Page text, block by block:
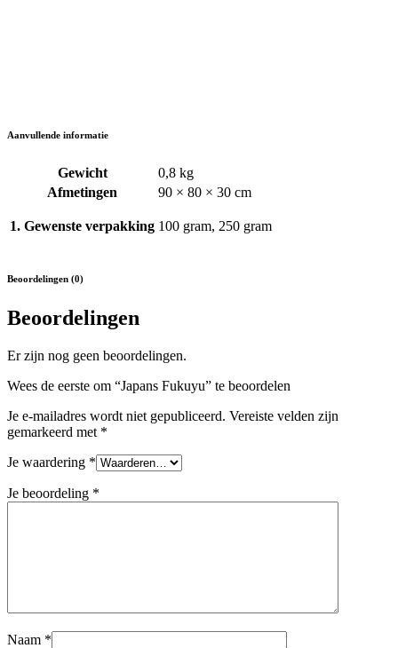
Aanvullende informatie
Gewicht
0,8 kg
Afmetingen
90 × 80 × 30 cm
1. Gewenste verpakking 100 gram, 250 gram
Beoordelingen (0)
Beoordelingen
Er zijn nog geen beoordelingen.
Wees de eerste om “Japans Fukuyu” te beoordelen
Je e-mailadres wordt niet gepubliceerd. Vereiste velden zijn
gemarkeerd met *
Je waardering *
Je beoordeling *
Naam *